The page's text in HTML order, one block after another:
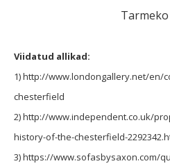
Viidatud allikad:
1) http://www.londongallery.net/en/
chesterfield
2) http://www.independent.co.uk/
history-of-the-chesterfield-
3) https://www.sofasbysaxon.com/